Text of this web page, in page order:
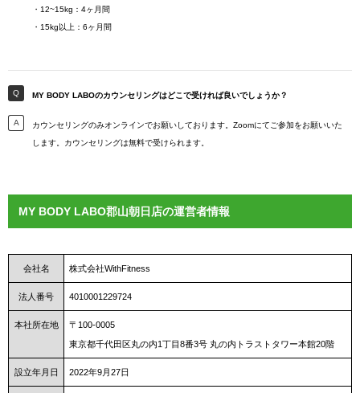
・12~15kg：4ヶ月間
・15kg以上：6ヶ月間
MY BODY LABOのカウンセリングはどこで受ければ良いでしょうか？
カウンセリングのみオンラインでお願いしております。Zoomにてご参加をお願いいた
します。カウンセリングは無料で受けられます。
MY BODY LABO郡山朝日店の運営者情報
会社名 株式会社WithFitness
法人番号 4010001229724
本社所在地
〒100-0005
東京都千代田区丸の内1丁目8番3号 丸の内トラストタワー本館20階
設立年月日 2022年9月27日